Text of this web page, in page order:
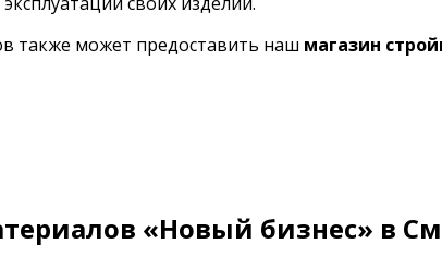
также может предоставить наш магазин
«Новый бизнес» в